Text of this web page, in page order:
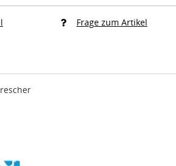
Frage zum Artikel